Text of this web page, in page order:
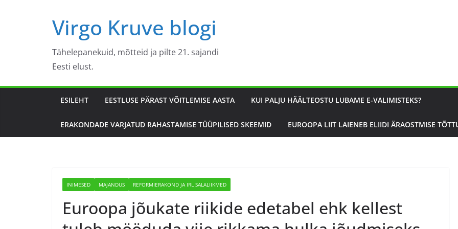
Virgo Kruve blogi
Tähelepanekuid, mõtteid ja pilte 21. sajandi
Eesti elust.
ESILEHT EESTLUSE PÄRAST VÕITLEMISE AASTA KUI PALJU HÄÄLTEOSTU LUBAME E-VALIMISTEKS?
ERAKONDADE VARJATUD RAHASTAMISE TÜÜPILISED SKEEMID EUROOPA LIIT LAIENEB ELIIDI ÄRAOSTMISE
INIMESED MAJANDUS REFORMIERAKOND JA IRL SALALIIKMED
Euroopa jõukate riikide edetabel ehk kellest